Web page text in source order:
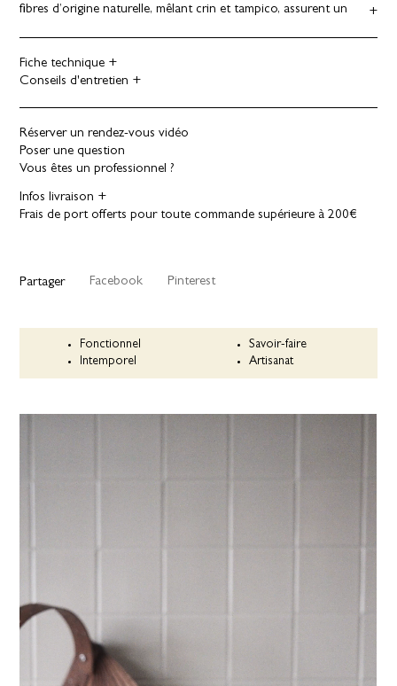
fibres d’origine naturelle, mêlant crin et tampico, assurent un
alimentaire, elle a été pensée pour être la plus intemporelle et
durable possible.
son caractère naturel.
Fiche technique
Conseils d'entretien
Réserver un rendez-vous vidéo
Poser une question
Vous êtes un professionnel ?
Infos livraison
Frais de port offerts pour toute commande supérieure à 200€
Partager Facebook Pinterest
Fonctionnel
Savoir-faire
Intemporel
Artisanat